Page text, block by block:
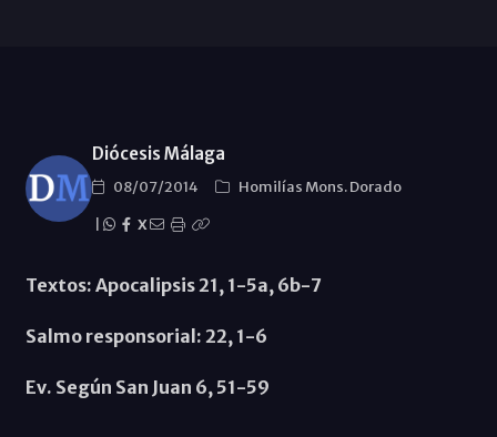
Diócesis Málaga
08/07/2014
Homilías Mons. Dorado
X
Textos: Apocalipsis 21, 1-5a, 6b-7
Salmo responsorial: 22, 1-6
Ev. Según San Juan 6, 51-59